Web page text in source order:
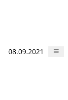
08.09.2021